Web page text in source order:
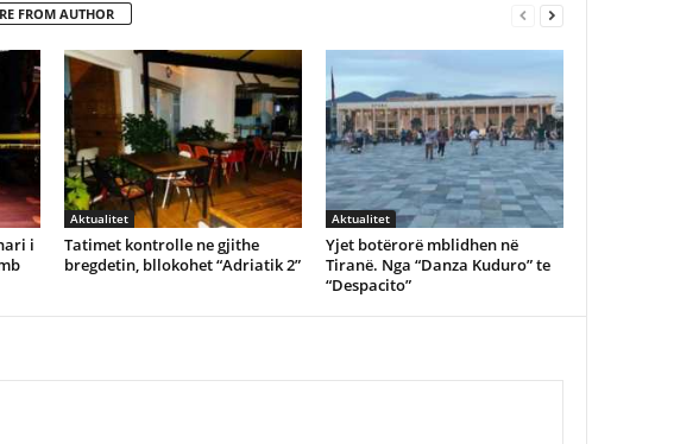
FROM AUTHOR
i
Aktualitet
Tatimet kontrolle ne gjithe
bregdetin, bllokohet “Adriatik 2”
Aktualitet
Yjet botërorë mblidhen në
Tiranë. Nga “Danza Kuduro” te
“Despacito”